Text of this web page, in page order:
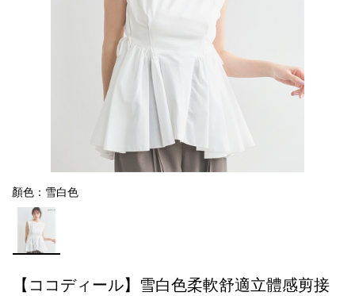
顏色：雪白色
【ココディール】雪白色柔軟舒適立體感剪接